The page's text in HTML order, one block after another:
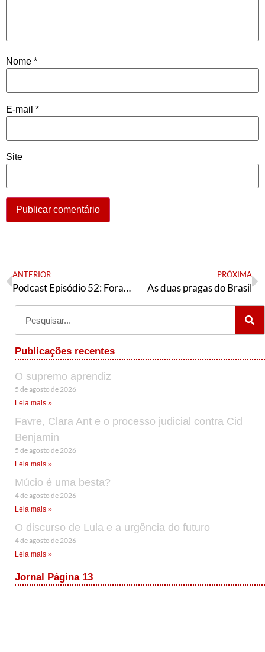
Nome *
E-mail *
Site
ANTERIOR
Podcast Episódio 52: Fora Bolsonaro!, trabalhadores por aplicativo e Bolsonaros com Crivella
PRÓXIMA
As duas pragas do Brasil
Publicações recentes
O supremo aprendiz
5 de agosto de 2026
Leia mais »
Favre, Clara Ant e o processo judicial contra Cid
Benjamin
5 de agosto de 2026
Leia mais »
Múcio é uma besta?
4 de agosto de 2026
Leia mais »
O discurso de Lula e a urgência do futuro
4 de agosto de 2026
Leia mais »
Jornal Página 13